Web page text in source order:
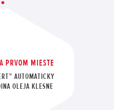
PRVOM MIESTE
AUTOMATICKY
OLEJA KLESNE